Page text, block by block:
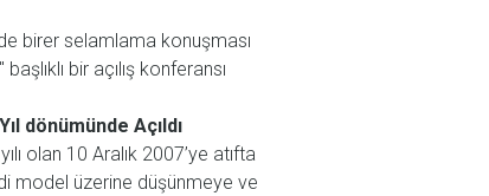
birer selamlama konuşması
bir açılış konferansı
dönümünde Açıldı
olan 10 Aralık 2007’ye atıfta
model üzerine düşünmeye ve